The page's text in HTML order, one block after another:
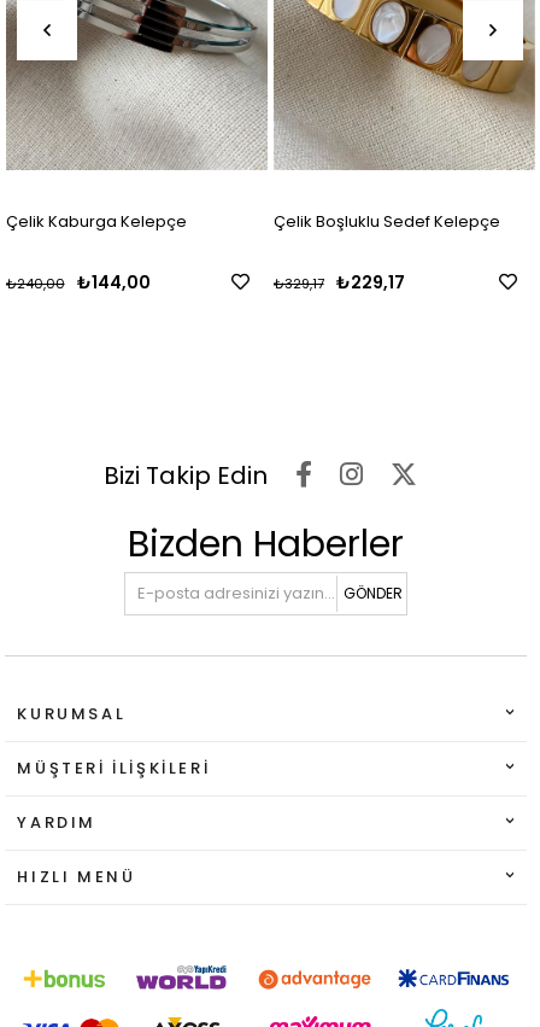
Çelik Kaburga Kelepçe
₺144,00
₺240,00
Çelik Boşluklu Sedef Kelepçe
₺229,17
₺329,17
Bizi Takip Edin
Bizden Haberler
GÖNDER
KURUMSAL
MÜŞTERI İLIŞKILERI
YARDIM
HIZLI MENÜ